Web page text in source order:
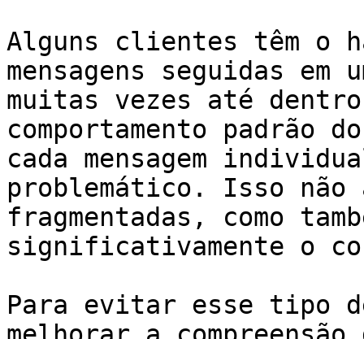
Alguns clientes têm o
mensagens seguidas
muitas vezes até dentro
comportamento padrão
cada mensagem
problemático. Isso não
fragmentadas, como
significativamente o
Para evitar esse tipo